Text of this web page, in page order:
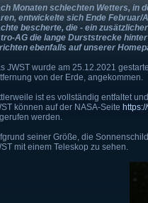
Monaten schlechten Wetters, in
entwickelte sich Ende Februar/
bescherte, die - ein
AG die lange Durststrecke
ebenfalls auf unserer
JWST wurde am 25.12.2021
von der Erde, angekommen.
ist es vollständig entfaltet
können auf der NASA-Seite
werden.
seiner Größe, die
mit einem Teleskop zu sehen.